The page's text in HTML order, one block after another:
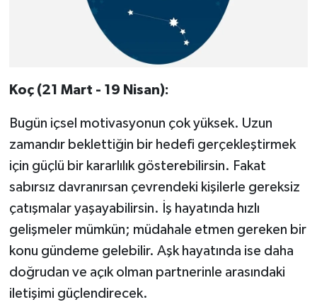
Koç (21 Mart - 19 Nisan):
Bugün içsel motivasyonun çok yüksek. Uzun
zamandır beklettiğin bir hedefi gerçekleştirmek
için güçlü bir kararlılık gösterebilirsin. Fakat
sabırsız davranırsan çevrendeki kişilerle gereksiz
çatışmalar yaşayabilirsin. İş hayatında hızlı
gelişmeler mümkün; müdahale etmen gereken bir
konu gündeme gelebilir. Aşk hayatında ise daha
doğrudan ve açık olman partnerinle arasındaki
iletişimi güçlendirecek.